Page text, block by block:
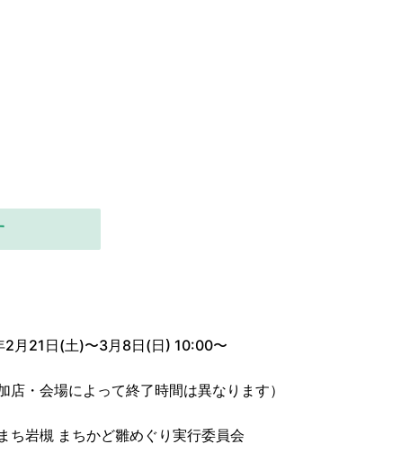
2月21日(土)〜3月8日(日) 10:00〜
店・会場によって終了時間は異なります）
ち岩槻 まちかど雛めぐり実行委員会